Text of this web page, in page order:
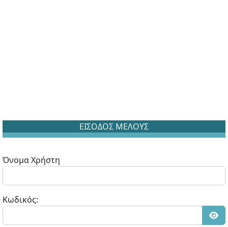
ΕΙΣΟΔΟΣ ΜΕΛΟΥΣ
Όνομα Χρήστη
Κωδικός: